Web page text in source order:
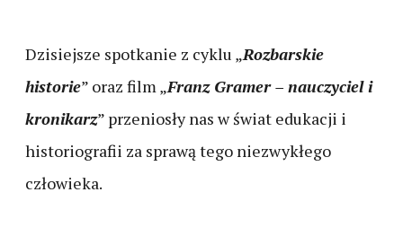
Dzisiejsze spotkanie z cyklu „Rozbarskie
historie” oraz film „Franz Gramer – nauczyciel i
kronikarz” przeniosły nas w świat edukacji i
historiografii za sprawą tego niezwykłego
człowieka.